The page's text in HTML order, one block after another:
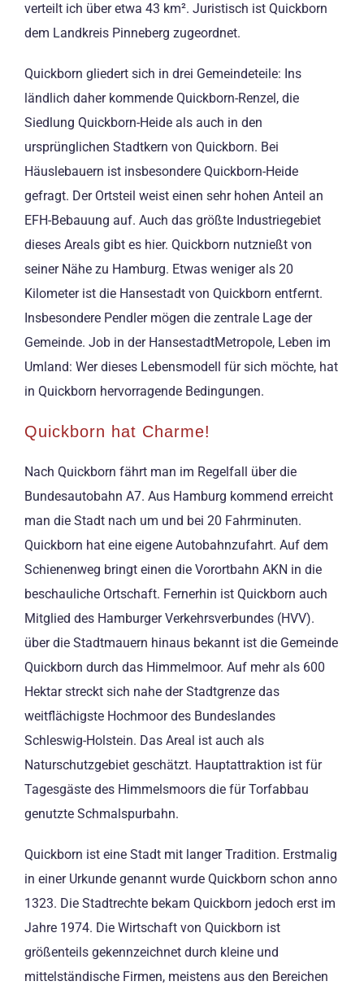
verteilt ich über etwa 43 km². Juristisch ist Quickborn
dem Landkreis Pinneberg zugeordnet.
Quickborn gliedert sich in drei Gemeindeteile: Ins
ländlich daher kommende Quickborn-Renzel, die
Siedlung Quickborn-Heide als auch in den
ursprünglichen Stadtkern von Quickborn. Bei
Häuslebauern ist insbesondere Quickborn-Heide
gefragt. Der Ortsteil weist einen sehr hohen Anteil an
EFH-Bebauung auf. Auch das größte Industriegebiet
dieses Areals gibt es hier. Quickborn nutznießt von
seiner Nähe zu Hamburg. Etwas weniger als 20
Kilometer ist die Hansestadt von Quickborn entfernt.
Insbesondere Pendler mögen die zentrale Lage der
Gemeinde. Job in der HansestadtMetropole, Leben im
Umland: Wer dieses Lebensmodell für sich möchte, hat
in Quickborn hervorragende Bedingungen.
Quickborn hat Charme!
Nach Quickborn fährt man im Regelfall über die
Bundesautobahn A7. Aus Hamburg kommend erreicht
man die Stadt nach um und bei 20 Fahrminuten.
Quickborn hat eine eigene Autobahnzufahrt. Auf dem
Schienenweg bringt einen die Vorortbahn AKN in die
beschauliche Ortschaft. Fernerhin ist Quickborn auch
Mitglied des Hamburger Verkehrsverbundes (HVV).
über die Stadtmauern hinaus bekannt ist die Gemeinde
Quickborn durch das Himmelmoor. Auf mehr als 600
Hektar streckt sich nahe der Stadtgrenze das
weitflächigste Hochmoor des Bundeslandes
Schleswig-Holstein. Das Areal ist auch als
Naturschutzgebiet geschätzt. Hauptattraktion ist für
Tagesgäste des Himmelsmoors die für Torfabbau
genutzte Schmalspurbahn.
Quickborn ist eine Stadt mit langer Tradition. Erstmalig
in einer Urkunde genannt wurde Quickborn schon anno
1323. Die Stadtrechte bekam Quickborn jedoch erst im
Jahre 1974. Die Wirtschaft von Quickborn ist
größenteils gekennzeichnet durch kleine und
mittelständische Firmen, meistens aus den Bereichen